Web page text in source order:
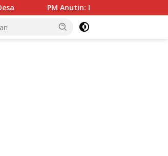
Tailan Pilar Utama ASEAN, Perkuat Kerja